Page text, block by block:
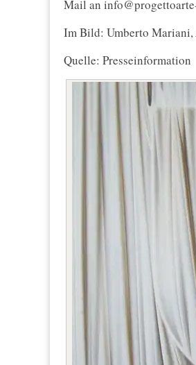
Mail an
Im Bild: Umberto Mariani,
Quelle: Presseinformation